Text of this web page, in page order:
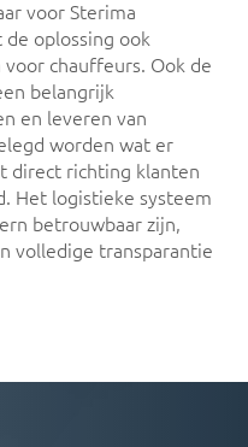
voor Sterima
oplossing ook
chauffeurs. Ook de
belangrijk
en leveren van
worden wat er
direct richting klanten
Het logistieke systeem
betrouwbaar zijn,
volledige transparantie